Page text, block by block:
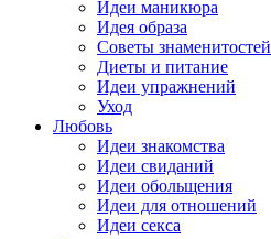
Идеи маникюра
Идея образа
Советы знаменитостей
Диеты и питание
Идеи упражнений
Уход
Любовь
Идеи знакомства
Идеи свиданий
Идеи обольщения
Идеи для отношений
Идеи секса